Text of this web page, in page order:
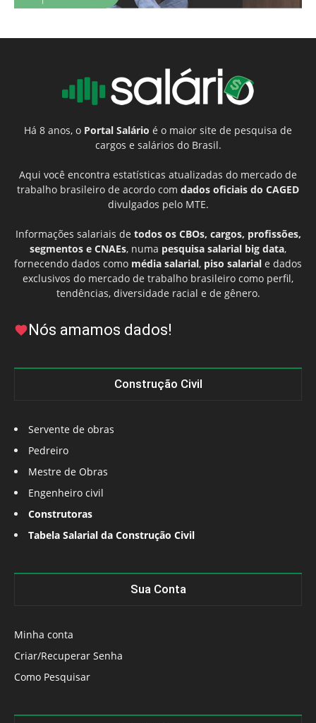
Há 8 anos, o Portal Salário é o maior site de pesquisa de
cargos e salários do Brasil.
Aqui você encontra estatísticas atualizadas do mercado de
trabalho brasileiro de acordo com dados oficiais do CAGED
divulgados pelo MTE.
Informações salariais de todos os CBOs, cargos, profissões,
segmentos e CNAEs, numa pesquisa salarial big data,
fornecendo dados como média salarial, piso salarial e dados
exclusivos do mercado de trabalho brasileiro como perfil,
tendências, diversidade racial e de gênero.
Nós amamos dados!
Construção Civil
Servente de obras
Pedreiro
Mestre de Obras
Engenheiro civil
Construtoras
Tabela Salarial da Construção Civil
Sua Conta
Minha conta
Criar/Recuperar Senha
Como Pesquisar